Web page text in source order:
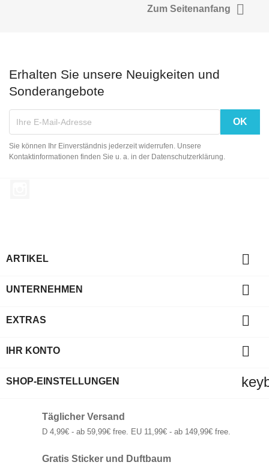
Zum Seitenanfang 
Erhalten Sie unsere Neuigkeiten und
Sonderangebote
Sie können Ihr Einverständnis jederzeit widerrufen. Unsere
Kontaktinformationen finden Sie u. a. in der Datenschutzerklärung.
ARTIKEL 
UNTERNEHMEN 
EXTRAS 
IHR KONTO 
SHOP-EINSTELLUNGEN
Täglicher Versand
D 4,99€ - ab 59,99€ free. EU 11,99€ - ab 149,99€ free.
Gratis Sticker und Duftbaum